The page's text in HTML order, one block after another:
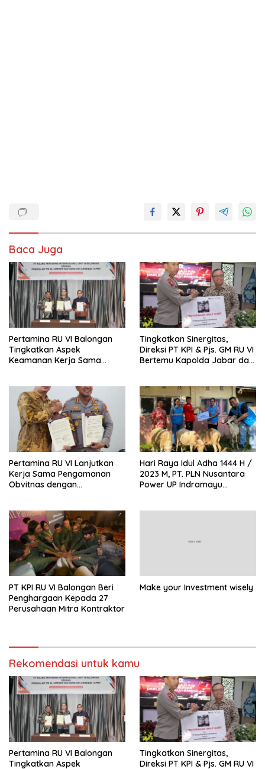
Baca Juga
Pertamina RU VI Balongan
Tingkatkan Aspek
Keamanan Kerja Sama
Tingkatkan Sinergitas,
Direksi PT KPI & Pjs. GM RU VI
Bertemu Kapolda Jabar dan
Pertamina RU VI Lanjutkan
Kerja Sama Pengamanan
Obvitnas dengan
Hari Raya Idul Adha 1444 H /
2023 M, PT. PLN Nusantara
Power UP Indramayu
PT KPI RU VI Balongan Beri
Penghargaan Kepada 27
Perusahaan Mitra Kontraktor
Make your Investment wisely
Rekomendasi untuk kamu
Pertamina RU VI Balongan
Tingkatkan Aspek
Tingkatkan Sinergitas,
Direksi PT KPI & Pjs. GM RU VI